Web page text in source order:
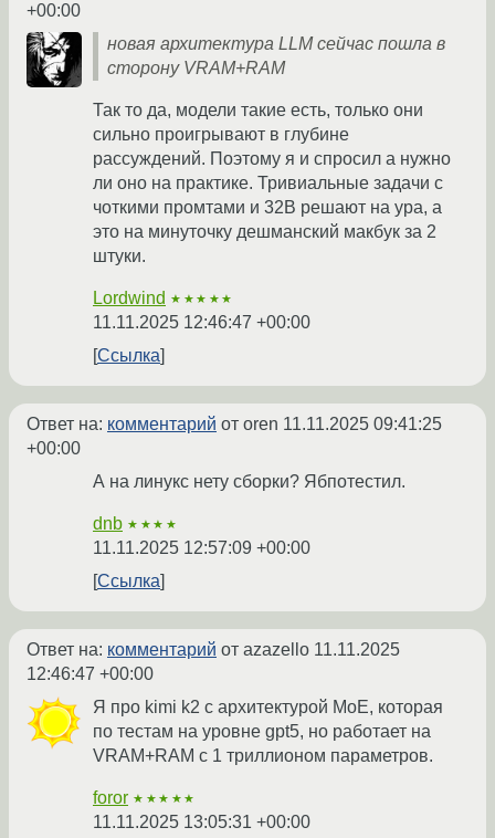
+00:00
новая архитектура LLM сейчас пошла в
сторону VRAM+RAM
Так то да, модели такие есть, только они
сильно проигрывают в глубине
рассуждений. Поэтому я и спросил а нужно
ли оно на практике. Тривиальные задачи с
чоткими промтами и 32B решают на ура, а
это на минуточку дешманский макбук за 2
штуки.
Lordwind ★★★★★
11.11.2025 12:46:47 +00:00
Ссылка
Ответ на: комментарий от oren 11.11.2025 09:41:25
+00:00
А на линукс нету сборки? Ябпотестил.
dnb ★★★★
11.11.2025 12:57:09 +00:00
Ссылка
Ответ на: комментарий от azazello 11.11.2025
12:46:47 +00:00
Я про kimi k2 с архитектурой MoE, которая
по тестам на уровне gpt5, но работает на
VRAM+RAM с 1 триллионом параметров.
foror ★★★★★
11.11.2025 13:05:31 +00:00